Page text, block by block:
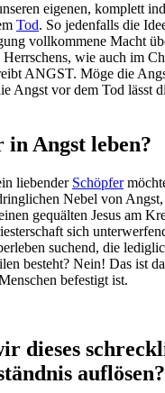
eigenen, komplett
Tod. So jedenfalls die
vollkommene Macht
wie auch im
ANGST. Möge die
Angst vor dem Tod lässt
in Angst leben?
liebender Schöpfer
Nebel von Angst,
gequälten Jesus am
sich
suchend, die
besteht? Nein! Das ist
befestigt ist.
dieses
auflösen?